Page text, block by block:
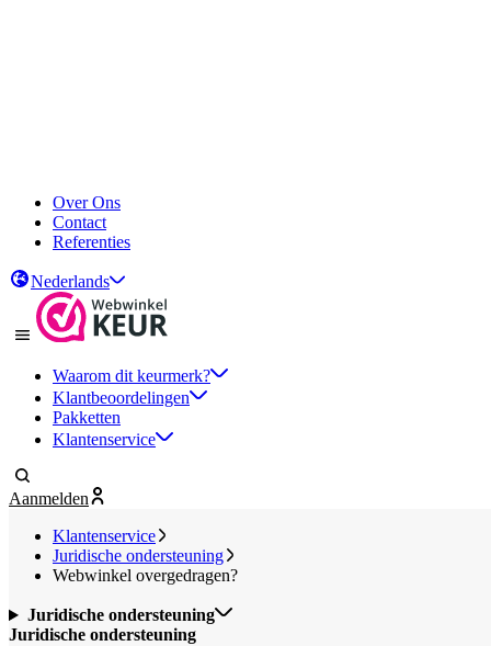
Over Ons
Contact
Referenties
Nederlands
Waarom dit keurmerk?
Klantbeoordelingen
Pakketten
Klantenservice
Aanmelden
Klantenservice
Juridische ondersteuning
Webwinkel overgedragen?
Juridische ondersteuning
Juridische ondersteuning